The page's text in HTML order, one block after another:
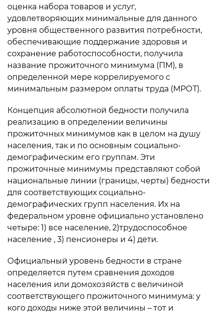
оценка набора товаров и услуг,
удовлетворяющих минимальные для данного
уровня общественного развития потребности,
обеспечивающие поддержание здоровья и
сохранение работоспособности, получила
название прожиточного минимума (ПМ), в
определенной мере коррелируемого с
минимальным размером оплаты труда (МРОТ).
Концепция абсолютной бедности получила
реализацию в определении величины
прожиточных минимумов как в целом на душу
населения, так и по основным социально-
демографическим его группам. Эти
прожиточные минимумы представляют собой
национальные линии (границы, черты) бедности
для соответствующих социально-
демографических групп населения. Их на
федеральном уровне официально установлено
четыре: 1) все население, 2)трудоспособное
население , 3) пенсионеры и 4) дети.
Официальный уровень бедности в стране
определяется путем сравнения доходов
населения или домохозяйств с величиной
соответствующего прожиточного минимума: у
кого доходы ниже этой величины – тот и